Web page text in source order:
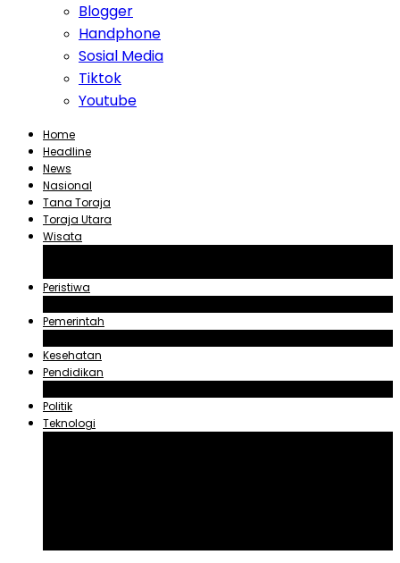
Blogger
Handphone
Sosial Media
Tiktok
Youtube
Home
Headline
News
Nasional
Tana Toraja
Toraja Utara
Wisata
Peristiwa
Pemerintah
Kesehatan
Pendidikan
Politik
Teknologi